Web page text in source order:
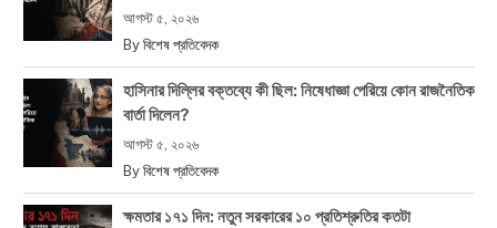
আগস্ট ৫, ২০২৬
By বিশেষ প্রতিবেদক
হাসিনার দিল্লির বক্তব্যে কী ছিল: নিষেধাজ্ঞা পেরিয়ে কোন রাজনৈতিক
বার্তা দিলেন?
আগস্ট ৫, ২০২৬
By বিশেষ প্রতিবেদক
ক্ষমতার ১৭১ দিন: নতুন সরকারের ১০ প্রতিশ্রুতির কতটা